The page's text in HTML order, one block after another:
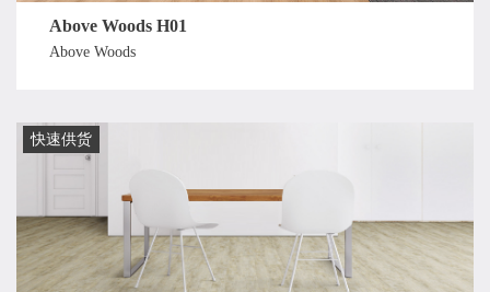
Above Woods H01
Above Woods
快速供货